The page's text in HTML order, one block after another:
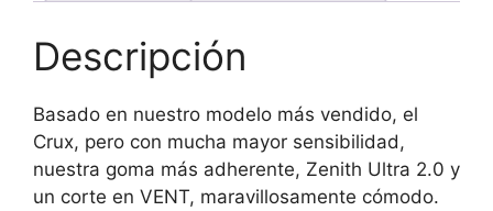
Descripción
Basado en nuestro modelo más vendido, el
Crux, pero con mucha mayor sensibilidad,
nuestra goma más adherente, Zenith Ultra 2.0 y
un corte en VENT, maravillosamente cómodo.